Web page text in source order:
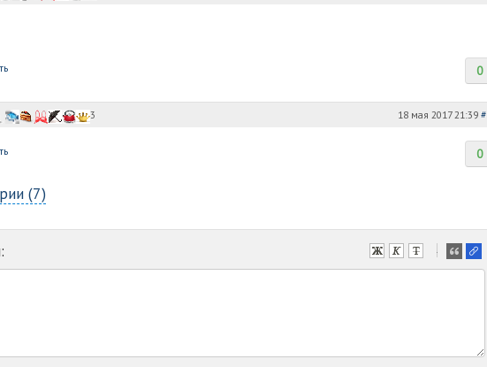
0
18 мая 2017 21:39 #
3
0
(7)
-
-
-